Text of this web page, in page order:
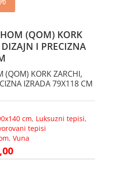
(QOM) KORK
I PRECIZNA
(QOM) KORK ZARCHI,
IZRADA 79X118 CM
cm, Luksuzni tepisi,
tepisi
, Vuna